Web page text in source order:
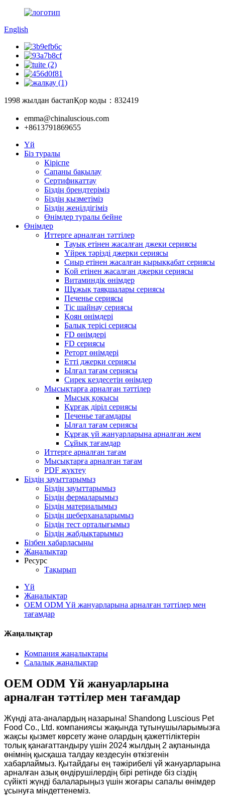
English
1998 жылдан бастапҚор коды：832419
emma@chinaluscious.com
+8613791869655
Үй
Біз туралы
Кіріспе
Сапаны бақылау
Сертификаттау
Біздің брендтеріміз
Біздің қызметіміз
Біздің жеңілдігіміз
Өнімдер туралы бейне
Өнімдер
Иттерге арналған тәттілер
Тауық етінен жасалған джеки сериясы
Үйрек тәрізді джерки сериясы
Сиыр етінен жасалған қырыққабат сериясы
Қой етінен жасалған джерки сериясы
Витаминдік өнімдер
Шұжық таяқшалары сериясы
Печенье сериясы
Тіс шайнау сериясы
Қоян өнімдері
Балық терісі сериясы
FD өнімдері
FD сериясы
Реторт өнімдері
Етті джерки сериясы
Ылғал тағам сериясы
Сирек кездесетін өнімдер
Мысықтарға арналған тәттілер
Мысық қоқысы
Құрғақ діріл сериясы
Печенье тағамдары
Ылғал тағам сериясы
Құрғақ үй жануарларына арналған жем
Сұйық тағамдар
Иттерге арналған тағам
Мысықтарға арналған тағам
PDF жүктеу
Біздің зауыттарымыз
Біздің зауыттарымыз
Біздің фермаларымыз
Біздің материалымыз
Біздің шеберханаларымыз
Біздің тест орталығымыз
Біздің жабдықтарымыз
Бізбен хабарласыңы
Жаңалықтар
Ресурс
Тақырып
Үй
Жаңалықтар
OEM ODM Үй жануарларына арналған тәттілер мен
тағамдар
Жаңалықтар
Компания жаңалықтары
Салалық жаңалықтар
OEM ODM Үй жануарларына
арналған тәттілер мен тағамдар
Жүнді ата-аналардың назарына! Shandong Luscious Pet
Food Co., Ltd. компаниясы жақында тұтынушыларымызға
жақсы қызмет көрсету және олардың қажеттіліктерін
толық қанағаттандыру үшін 2024 жылдың 2 ақпанында
өнімнің қысқаша талдау кездесуін өткізгенін
хабарлаймыз. Қытайдағы ең тәжірибелі үй жануарларына
арналған азық өндірушілердің бірі ретінде біз сіздің
сүйікті жүнді балаларыңыз үшін жоғары сапалы өнімдер
ұсынуға міндеттенеміз.